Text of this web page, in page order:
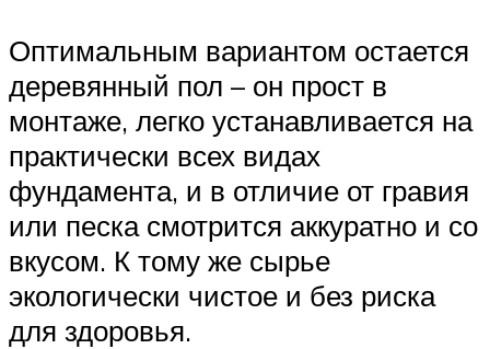
Оптимальным вариантом остается
деревянный пол – он прост в
монтаже, легко устанавливается на
практически всех видах
фундамента, и в отличие от гравия
или песка смотрится аккуратно и со
вкусом. К тому же сырье
экологически чистое и без риска
для здоровья.